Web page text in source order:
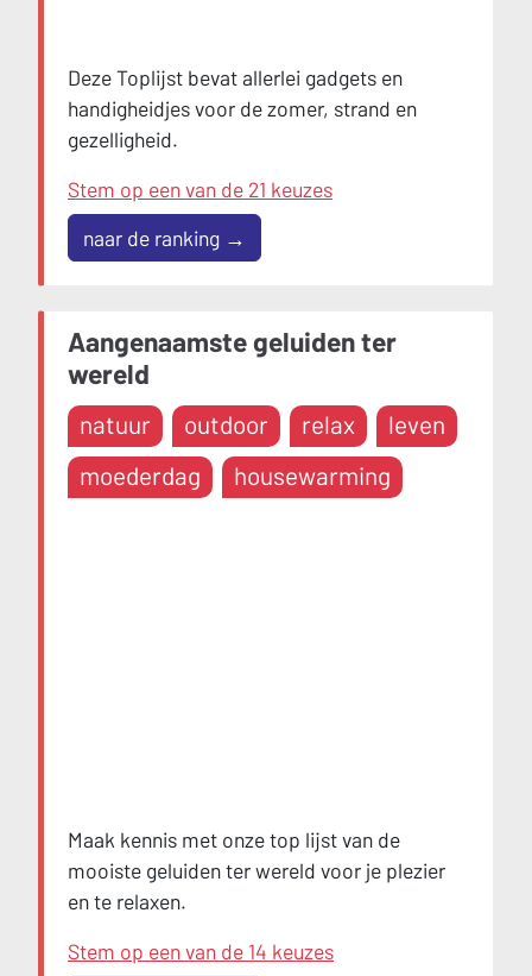
Deze Toplijst bevat allerlei gadgets en
handigheidjes voor de zomer, strand en
gezelligheid.
Stem op een van de 21 keuzes
naar de ranking →
Aangenaamste geluiden ter
wereld
natuur outdoor relax
leven
moederdag
housewarming
Maak kennis met onze top lijst van de
mooiste geluiden ter wereld voor je plezier
en te relaxen.
Stem op een van de 14 keuzes